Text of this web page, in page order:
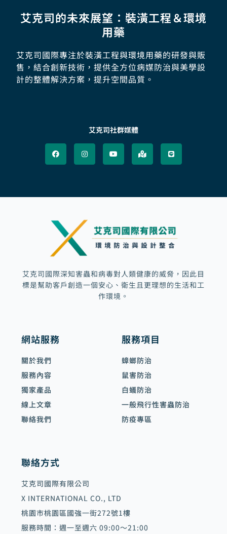
艾克司的未來展望：裝潢工程＆環境
用藥
艾克司國際專注於裝潢工程與環境用藥的研發與販
售，結合創新技術，提供全方位病媒防治與美學設
計的整體解決方案，提升空間品質。
艾克司社群媒體
a
c
e
b
n
s
t
a
m
o
u
u
a
p
-
m
e
l
t
i
n
e
艾克司國際深知害蟲和病毒對人類健康的威脅，因此目
標是幫助客戶創造一個安心、衛生且更理想的生活和工
作環境。
網站服務
關於我們
服務內容
獨家產品
線上文章
聯絡我們
服務項目
蟑螂防治
鼠害防治
白蟻防治
一般飛行性害蟲防治
防疫專區
聯絡方式
艾克司國際有限公司
X INTERNATIONAL CO., LTD
桃園市桃園區國強一街272號1樓
服務時間：週一至週六 09:00～21:00